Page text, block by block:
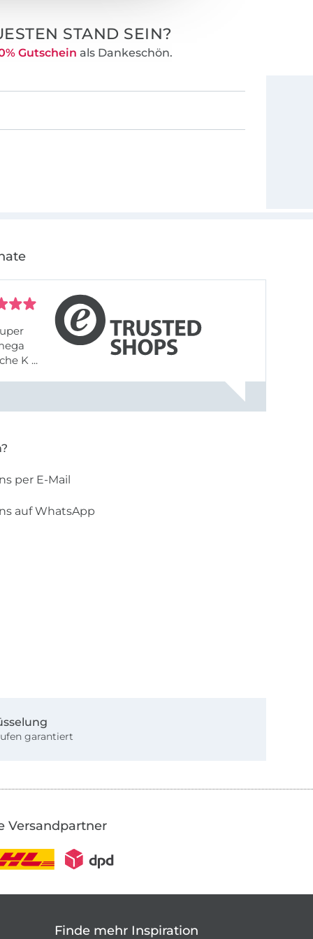
STAND SEIN?
Gutschein als Dankeschön.
K ...
per E-Mail
auf WhatsApp
garantiert
Versandpartner
Finde mehr Inspiration